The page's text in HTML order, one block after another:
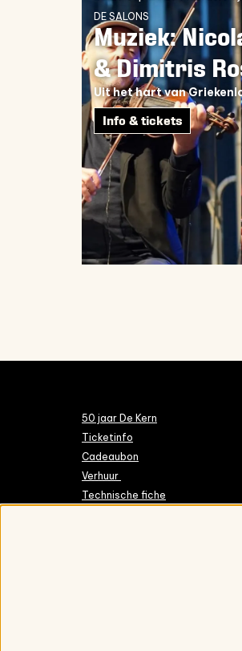
Muziek:
& Dimitris
Uit het hart van
DE SALONS
Info & tickets
50 jaar De Kern
Ticketinfo
Cadeaubon
Verhuur
Technische fiche